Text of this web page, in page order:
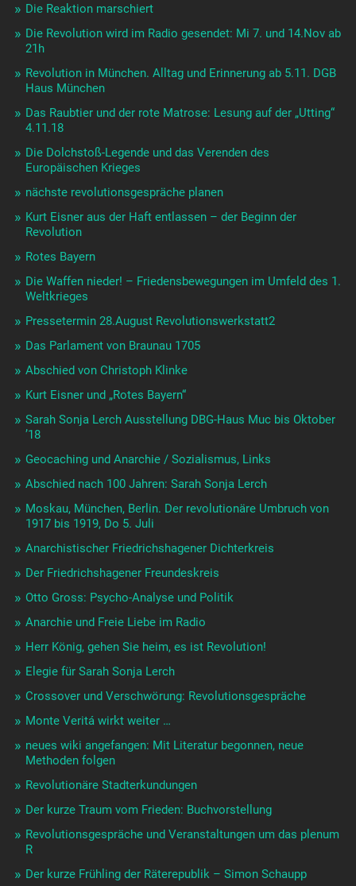
Die Reaktion marschiert
Die Revolution wird im Radio gesendet: Mi 7. und 14.Nov ab
21h
Revolution in München. Alltag und Erinnerung ab 5.11. DGB
Haus München
Das Raubtier und der rote Matrose: Lesung auf der „Utting“
4.11.18
Die Dolchstoß-Legende und das Verenden des
Europäischen Krieges
nächste revolutionsgespräche planen
Kurt Eisner aus der Haft entlassen – der Beginn der
Revolution
Rotes Bayern
Die Waffen nieder! – Friedensbewegungen im Umfeld des 1.
Weltkrieges
Pressetermin 28.August Revolutionswerkstatt2
Das Parlament von Braunau 1705
Abschied von Christoph Klinke
Kurt Eisner und „Rotes Bayern“
Sarah Sonja Lerch Ausstellung DBG-Haus Muc bis Oktober
’18
Geocaching und Anarchie / Sozialismus, Links
Abschied nach 100 Jahren: Sarah Sonja Lerch
Moskau, München, Berlin. Der revolutionäre Umbruch von
1917 bis 1919, Do 5. Juli
Anarchistischer Friedrichshagener Dichterkreis
Der Friedrichshagener Freundeskreis
Otto Gross: Psycho-Analyse und Politik
Anarchie und Freie Liebe im Radio
Herr König, gehen Sie heim, es ist Revolution!
Elegie für Sarah Sonja Lerch
Crossover und Verschwörung: Revolutionsgespräche
Monte Veritá wirkt weiter …
neues wiki angefangen: Mit Literatur begonnen, neue
Methoden folgen
Revolutionäre Stadterkundungen
Der kurze Traum vom Frieden: Buchvorstellung
Revolutionsgespräche und Veranstaltungen um das plenum
R
Der kurze Frühling der Räterepublik – Simon Schaupp